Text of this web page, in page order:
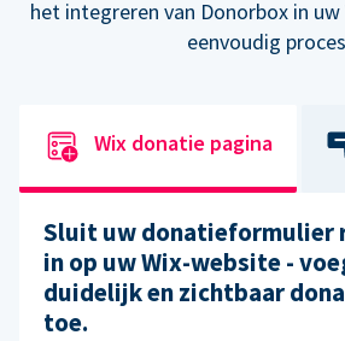
het integreren van Donorbox in
eenvoudig
Wix donatie pagina
Sluit uw donatieformulier
in op uw Wix-website -
duidelijk en zichtbaar
toe.